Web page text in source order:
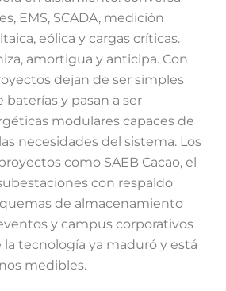
EMS, SCADA, medición
eólica y cargas críticas.
amortigua y anticipa. Con
dejan de ser simples
y pasan a ser
modulares capaces de
necesidades del sistema. Los
como SAEB Cacao, el
con respaldo
de almacenamiento
y campus corporativos
tecnología ya maduró y está
medibles.